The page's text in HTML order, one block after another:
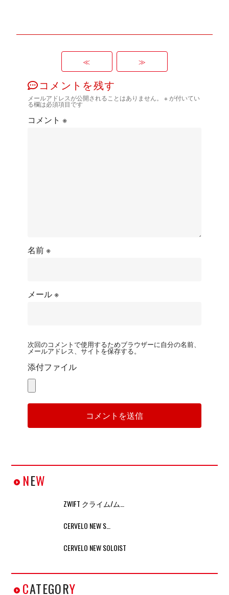
≪ ≫
コメントを残す
メールアドレスが公開されることはありません。 ※が付いてい
る欄は必須項目です
コメント※
名前※
メール※
次回のコメントで使用するためブラウザーに自分の名前、
メールアドレス、サイトを保存する。
添付ファイル
NEW
ZWIFT クライム/ム…
CERVELO NEW S…
CERVELO NEW SOLOIST
CATEGORY